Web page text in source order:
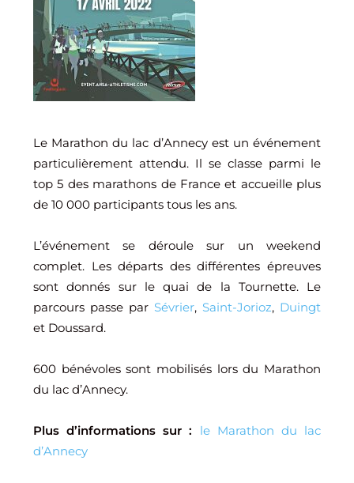
Le Marathon du lac d’Annecy est un événement
particulièrement attendu. Il se classe parmi le
top 5 des marathons de France et accueille plus
de 10 000 participants tous les ans.
L’événement se déroule sur un weekend
complet. Les départs des différentes épreuves
sont donnés sur le quai de la Tournette. Le
parcours passe par Sévrier, Saint-Jorioz, Duingt
et Doussard.
600 bénévoles sont mobilisés lors du Marathon
du lac d’Annecy.
Plus d’informations sur :
le Marathon du lac
d’Annecy